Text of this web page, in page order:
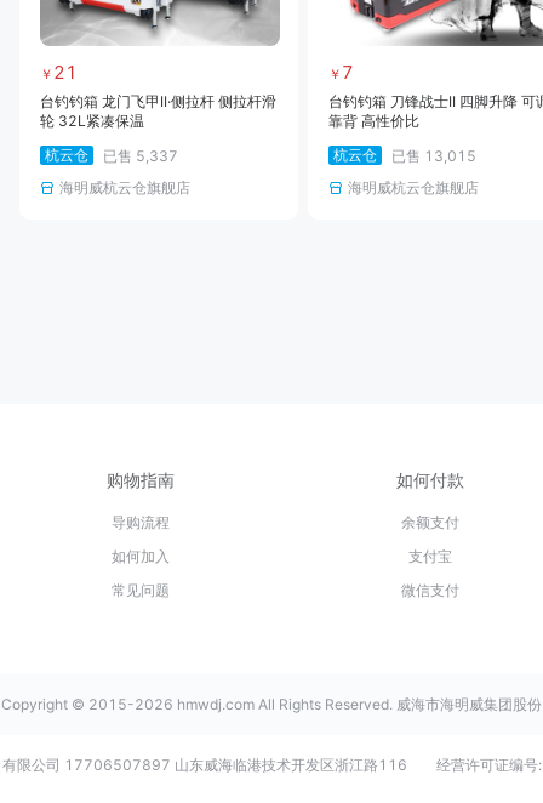
￥ 21
台钓钓箱 龙门飞甲II·侧拉杆 侧拉杆滑
轮 32L紧凑保温
杭云仓
已售 5,337
海明威杭云仓旗舰店
￥ 7
台钓钓箱 刀锋战士II 四脚升降 可
靠背 高性价比
杭云仓
已售 13,015
海明威杭云仓旗舰店
购物指南
导购流程
如何加入
常见问题
如何付款
余额支付
支付宝
微信支付
Copyright © 2015-2026 hmwdj.com All Rights Reserved. 威海市海明威集团股份
有限公司 17706507897 山东威海临港技术开发区浙江路116 经营许可证编号: